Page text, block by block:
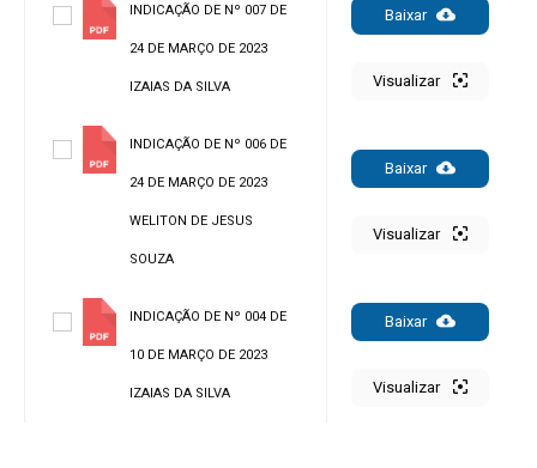
INDICAÇÃO DE Nº 007 DE
24 DE MARÇO DE 2023
IZAIAS DA SILVA
Baixar
Visualizar
INDICAÇÃO DE Nº 006 DE
24 DE MARÇO DE 2023
WELITON DE JESUS
SOUZA
Baixar
Visualizar
INDICAÇÃO DE Nº 004 DE
10 DE MARÇO DE 2023
IZAIAS DA SILVA
Baixar
Visualizar